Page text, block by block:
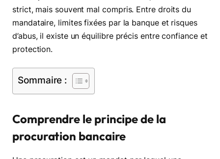
strict, mais souvent mal compris. Entre droits du
mandataire, limites fixées par la banque et risques
d’abus, il existe un équilibre précis entre confiance et
protection.
Sommaire :
Comprendre le principe de la
procuration bancaire